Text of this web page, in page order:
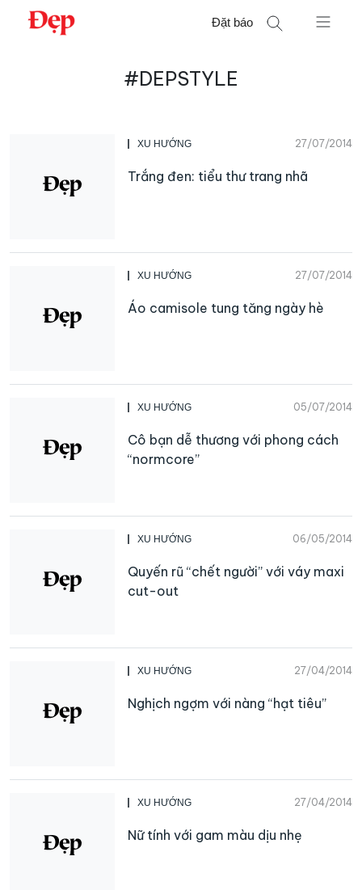
Chuyển
Đặt báo
#DEPSTYLE
XU HƯỚNG 27/07/2014
Trắng đen: tiểu thư trang nhã
XU HƯỚNG 27/07/2014
Áo camisole tung tăng ngày hè
XU HƯỚNG 05/07/2014
Cô bạn dễ thương với phong cách
“normcore”
XU HƯỚNG 06/05/2014
Quyến rũ “chết người” với váy maxi
cut-out
XU HƯỚNG 27/04/2014
Nghịch ngợm với nàng “hạt tiêu”
XU HƯỚNG 27/04/2014
Nữ tính với gam màu dịu nhẹ